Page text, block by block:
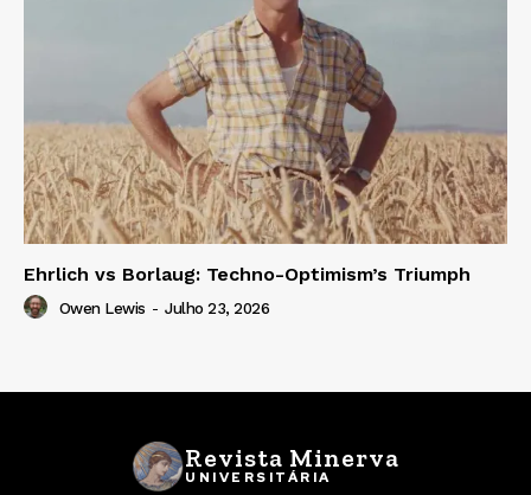
Ehrlich vs Borlaug: Techno-Optimism’s Triumph
Owen Lewis - Julho 23, 2026
Revista Minerva
UNIVERSITÁRIA